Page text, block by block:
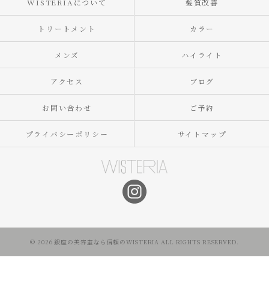
WISTERIAについて 髪質改善
トリートメント カラー
メンズ ハイライト
アクセス ブログ
お問い合わせ ご予約
プライバシーポリシー サイトマップ
© 2026 銀座の美容室なら信頼のWISTERIA ALL RIGHTS RESERVED.